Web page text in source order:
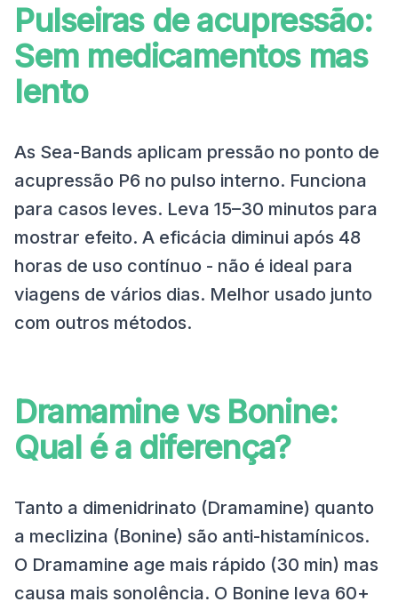
Pulseiras de acupressão:
Sem medicamentos mas
lento
As Sea-Bands aplicam pressão no ponto de
acupressão P6 no pulso interno. Funciona
para casos leves. Leva 15–30 minutos para
mostrar efeito. A eficácia diminui após 48
horas de uso contínuo - não é ideal para
viagens de vários dias. Melhor usado junto
com outros métodos.
Dramamine vs Bonine:
Qual é a diferença?
Tanto a dimenidrinato (Dramamine) quanto
a meclizina (Bonine) são anti-histamínicos.
O Dramamine age mais rápido (30 min) mas
causa mais sonolência. O Bonine leva 60+